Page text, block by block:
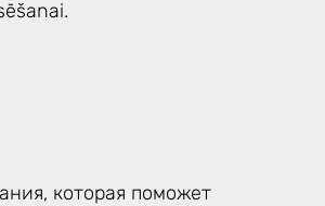
которая поможет